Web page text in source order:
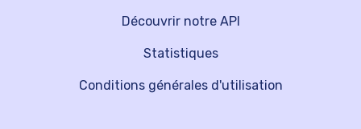
Découvrir notre API
Statistiques
Conditions générales d'utilisation